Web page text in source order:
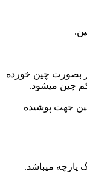
چین میشود.
جهت پوشیده
پارچه میباشد.